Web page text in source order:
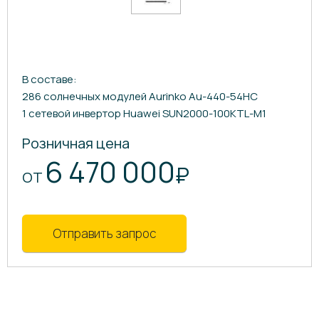
В составе:
286 солнечных модулей Aurinko Au-440-54HC
1 сетевой инвертор Huawei SUN2000-100KTL-M1
Розничная цена
ОТ 6 470 000₽
Отправить запрос